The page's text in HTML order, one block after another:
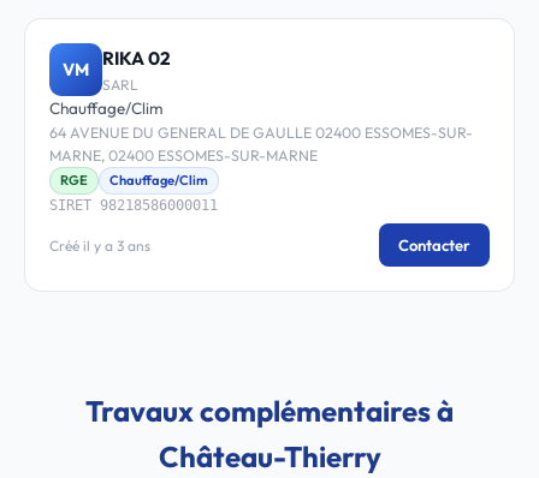
VM RIKA 02
SARL
Chauffage/Clim
64 AVENUE DU GENERAL DE GAULLE 02400 ESSOMES-SUR-
MARNE, 02400 ESSOMES-SUR-MARNE
RGE
Chauffage/Clim
SIRET 98218586000011
Créé il y a 3 ans Contacter
Travaux complémentaires à
Château-Thierry